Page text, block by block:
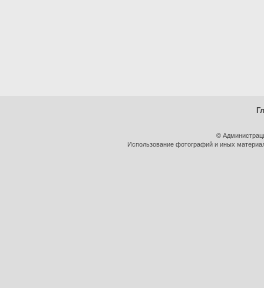
©
Использование фотографий и иных